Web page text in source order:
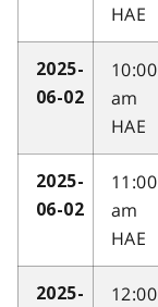
HAE
2025-
06-02
10:00
am
HAE
2025-
06-02
11:00
am
HAE
2025-
12:00